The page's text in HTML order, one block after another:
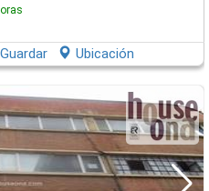
Guardar Ubicación